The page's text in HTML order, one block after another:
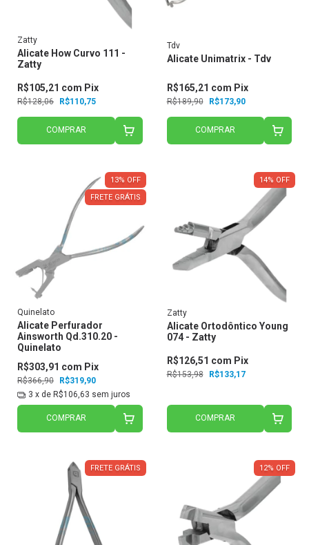
Zatty
Alicate How Curvo 111 -
Zatty
R$128,06 R$110,75
R$105,21 com Pix
COMPRAR
Tdv
Alicate Unimatrix - Tdv
R$189,90 R$173,90
R$165,21 com Pix
COMPRAR
13% OFF
FRETE GRÁTIS
Quinelato
Alicate Perfurador
Ainsworth Qd.310.20 -
Quinelato
R$366,90 R$319,90
R$303,91 com Pix
3 x de R$106,63 sem juros
COMPRAR
14% OFF
Zatty
Alicate Ortodôntico Young
074 - Zatty
R$153,98 R$133,17
R$126,51 com Pix
COMPRAR
FRETE GRÁTIS 12% OFF